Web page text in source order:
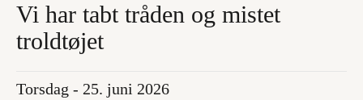
Vi har tabt tråden og mistet
troldtøjet
Torsdag - 25. juni 2026